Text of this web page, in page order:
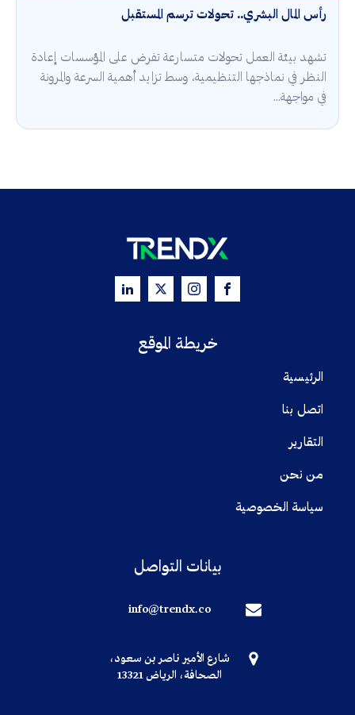
رأس المال البشري.. تحولات ترسم المستقبل
تشهد بيئة العمل تحولات متسارعة تفرض على المؤسسات إعادة
النظر في نماذجها التنظيمية، وسط تزايد أهمية السرعة والمرونة
في مواجهة...
خريطة الموقع
الرئيسية
اتصل بنا
التقارير
من نحن
سياسة الخصوصية
بيانات التواصل
info@trendx.co
شارع الأمير ناصر بن سعود،
الصحافة، الرياض 13321